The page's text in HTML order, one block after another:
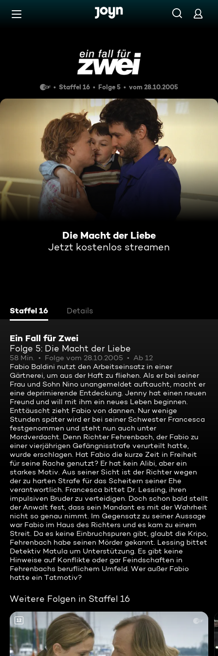
Zum Inhalt springen
Die Macht der Liebe
Staffel 16 Folge 5 vom 28.10.2005
Die Macht der Liebe
Jetzt kostenlos streamen
Staffel 16 Details
Ein Fall für Zwei
Folge 5: Die Macht der Liebe
58 Min. Folge vom 28.10.2005
Ab 12
Fabio Baldini nutzt den Arbeitseinsatz in einer
Gärtnerei, um aus der Haft zu fliehen. Als er bei seiner
Frau und Sohn Nino unangemeldet auftaucht, macht er
eine deprimierende Entdeckung. Jenny hat einen neuen
Freund und will mit ihm ein neues Leben beginnen.
Enttäuscht zieht Fabio von dannen. Nur wenige
Stunden später wird er bei seiner Schwester Francesca
festgenommen und steht nun auch unter
Mordverdacht. Denn Richter Fehrenbach, der Fabio zu
einer vierjährigen Gefängnisstrafe verurteilt hatte,
wurde erschlagen. Hat Fabio die kurze Zeit in Freiheit
für seine Rache genutzt? Er hat kein Alibi, aber ein
starkes Motiv. Aus seiner Sicht ist der Richter wegen
der zu harten Strafe für das Scheitern seiner Ehe
verantwortlich. Francesca bittet Dr. Lessing, ihren
impulsiven Bruder zu verteidigen. Doch schon bald stellt
der Anwalt fest, dass sein Mandant es mit der Wahrheit
nicht so genau nimmt. Im Gegensatz zu seiner Aussage
war Fabio im Haus des Richters und es kam zu einem
Streit. Da es keine Einbruchspuren gibt, glaubt die Kripo,
Fehrenbach habe seinen Mörder gekannt. Lessing bittet
Detektiv Matula um Unterstützung. Es gibt keine
Hinweise auf Konflikte oder gar Feindschaften in
Fehrenbachs beruflichem Umfeld. Wer außer Fabio
hatte ein Tatmotiv?
Weitere Folgen in Staffel 16
12